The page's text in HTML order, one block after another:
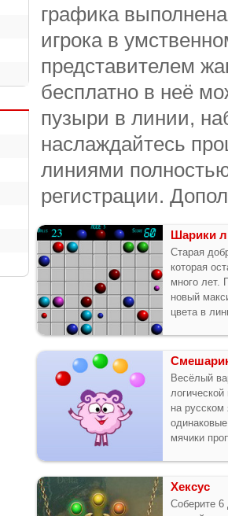
графика
игрока в
представителем
бесплатно в неё
пузыри в линии,
наслаждайтесь
линиями
регистрации.
Шарики
Старая
которая
много лет.
новый
цвета в
Весёлый
на русском
мячики
Хексус
Соберите 6